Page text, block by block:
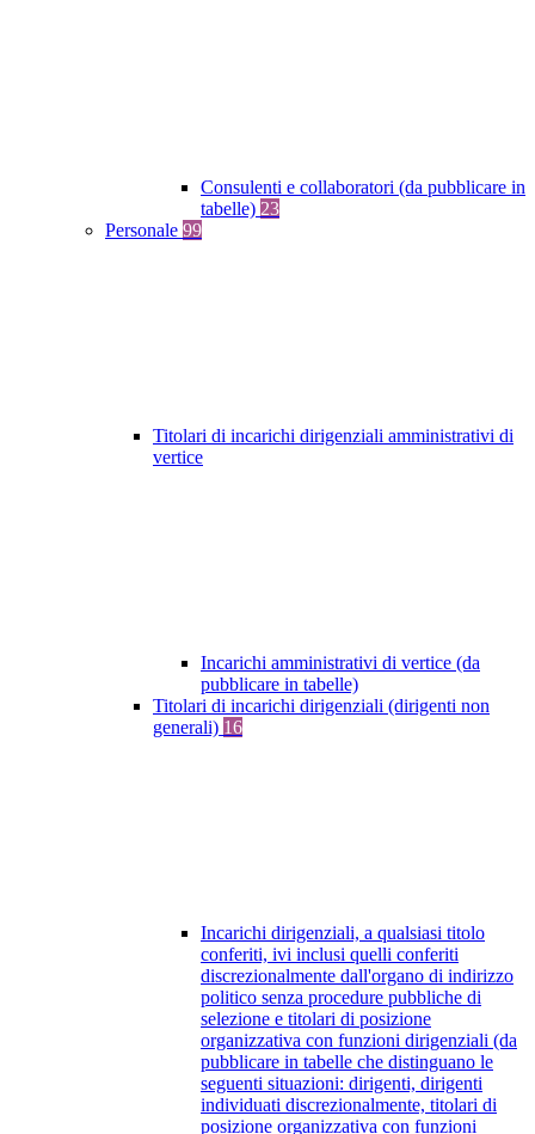
Consulenti e collaboratori (da pubblicare in
tabelle) 23
Personale 99
Titolari di incarichi dirigenziali amministrativi di
vertice
Incarichi amministrativi di vertice (da
pubblicare in tabelle)
Titolari di incarichi dirigenziali (dirigenti non
generali) 16
Incarichi dirigenziali, a qualsiasi titolo
conferiti, ivi inclusi quelli conferiti
discrezionalmente dall'organo di indirizzo
politico senza procedure pubbliche di
selezione e titolari di posizione
organizzativa con funzioni dirigenziali (da
pubblicare in tabelle che distinguano le
seguenti situazioni: dirigenti, dirigenti
individuati discrezionalmente, titolari di
posizione organizzativa con funzioni